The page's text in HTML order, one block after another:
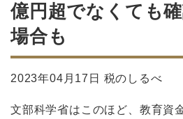
億円超でなくても
場合も
2023年04月17日 税のしるべ
文部科学省はこのほど、教育資